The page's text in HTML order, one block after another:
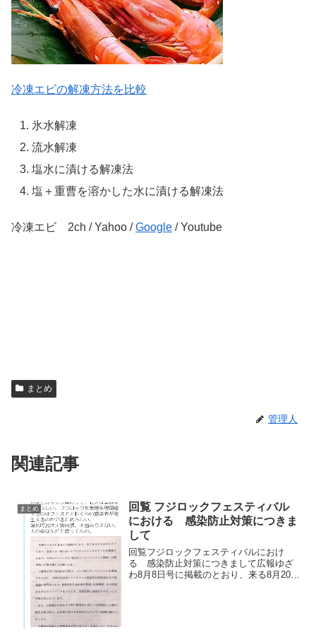
冷凍エビの解凍方法を比較
氷水解凍
流水解凍
塩水に漬ける解凍法
塩＋重曹を溶かした水に漬ける解凍法
冷凍エビ 2ch / Yahoo /Google / Youtube
まとめ
管理人
関連記事
まとめ
回覧 フジロックフェスティバル
における 感染防止対策につきま
して
回覧フジロックフェスティバルにおけ
る 感染防止対策につきまして広報ゆざ
わ8月8日号に掲載のとおり、来る8月20日